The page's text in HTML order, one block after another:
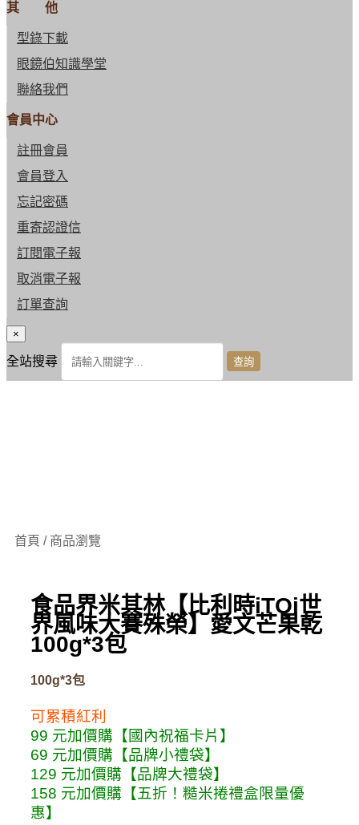
其 他
型錄下載
眼鏡伯知識學堂
聯絡我們
會員中心
註冊會員
會員登入
忘記密碼
重寄認證信
訂閱電子報
取消電子報
訂單查詢
×
全站搜尋
首頁 / 商品瀏覽
食品界米其林【比利時iTQi世
界風味大賽殊榮】愛文芒果乾
100g*3包
100g*3包
可累積紅利
99 元加價購【國內祝福卡片】
69 元加價購【品牌小禮袋】
129 元加價購【品牌大禮袋】
158 元加價購【五折！糙米捲禮盒限量優
惠】